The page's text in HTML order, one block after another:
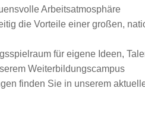
Arbeitsatmosphäre
die Vorteile einer großen,
für eigene Ideen,
Weiterbildungscampus
finden Sie in unserem